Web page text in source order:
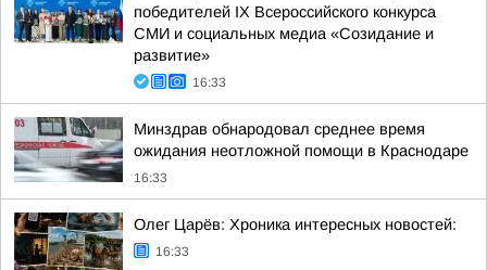
победителей IX Всероссийского конкурса
СМИ и социальных медиа «Созидание и
развитие»
16:33
Минздрав обнародовал среднее время
ожидания неотложной помощи в Краснодаре
16:33
Олег Царёв: Хроника интересных новостей:
16:33